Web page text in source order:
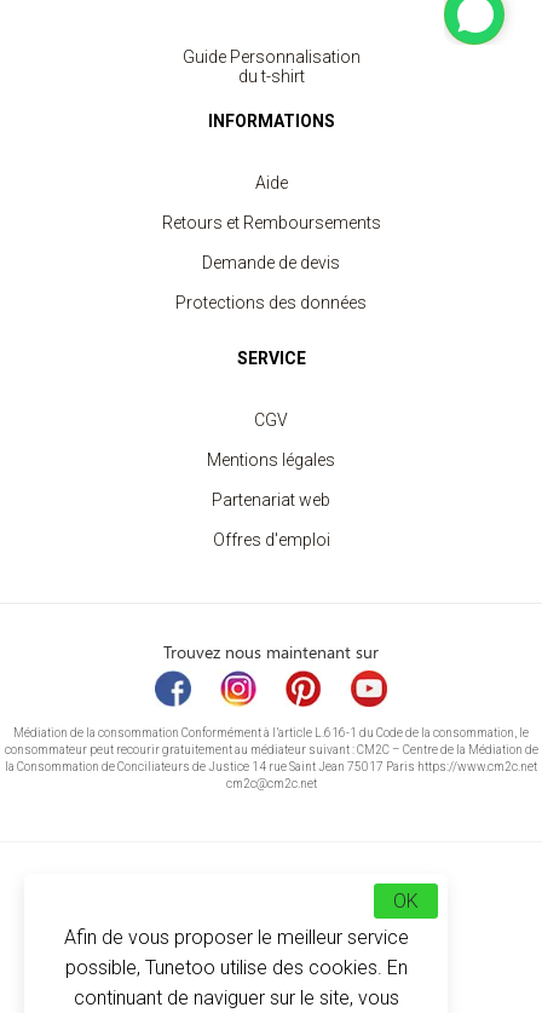
Guide Personnalisation
du t-shirt
INFORMATIONS
Aide
Retours et Remboursements
Demande de devis
Protections des données
SERVICE
CGV
Mentions légales
Partenariat web
Offres d'emploi
Trouvez nous maintenant sur
Médiation de la consommation Conformément à l’article L.616-1 du Code de la consommation, le
consommateur peut recourir gratuitement au médiateur suivant : CM2C – Centre de la Médiation de
la Consommation de Conciliateurs de Justice 14 rue Saint Jean 75017 Paris https://www.cm2c.net
cm2c@cm2c.net
Afin de vous proposer le meilleur service
possible, Tunetoo utilise des cookies. En
continuant de naviguer sur le site, vous
OK